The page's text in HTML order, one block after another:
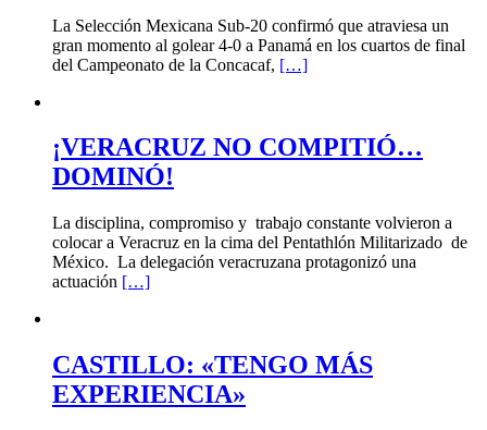
La Selección Mexicana Sub-20 confirmó que atraviesa un
gran momento al golear 4-0 a Panamá en los cuartos de final
del Campeonato de la Concacaf, […]
¡VERACRUZ NO COMPITIÓ…
DOMINÓ!
La disciplina, compromiso y trabajo constante volvieron a
colocar a Veracruz en la cima del Pentathlón Militarizado de
México. La delegación veracruzana protagonizó una
actuación […]
CASTILLO: «TENGO MÁS
EXPERIENCIA»